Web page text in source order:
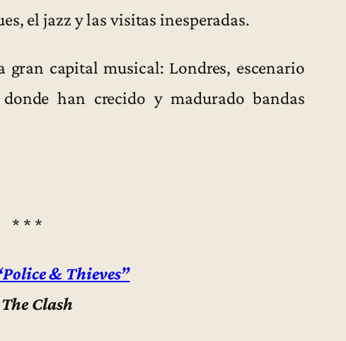
el jazz y las visitas inesperadas.
gran capital musical: Londres, escenario
han crecido y madurado bandas
* * *
& Thieves”
Clash